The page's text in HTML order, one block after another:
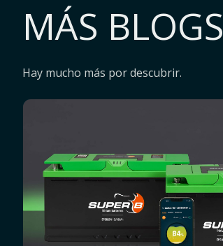
MÁS BLOGS
Hay mucho más por descubrir.